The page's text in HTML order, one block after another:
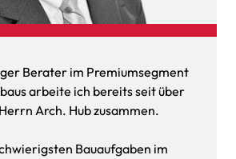
Berater im Premiumsegment
arbeite ich bereits seit über
Arch. Hub zusammen.
Bauaufgaben im